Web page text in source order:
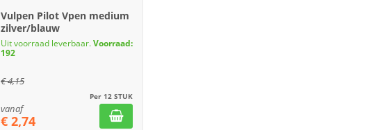
Vulpen Pilot Vpen medium
zilver/blauw
Uit voorraad leverbaar.Voorraad:
192
€4,15
Per 12 STUK
vanaf
€ 2,74